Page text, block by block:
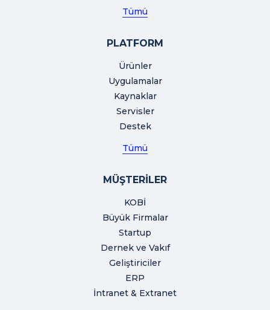
Tümü
PLATFORM
Ürünler
Uygulamalar
Kaynaklar
Servisler
Destek
Tümü
MÜŞTERİLER
KOBİ
Büyük Firmalar
Startup
Dernek ve Vakıf
Geliştiriciler
ERP
İntranet & Extranet